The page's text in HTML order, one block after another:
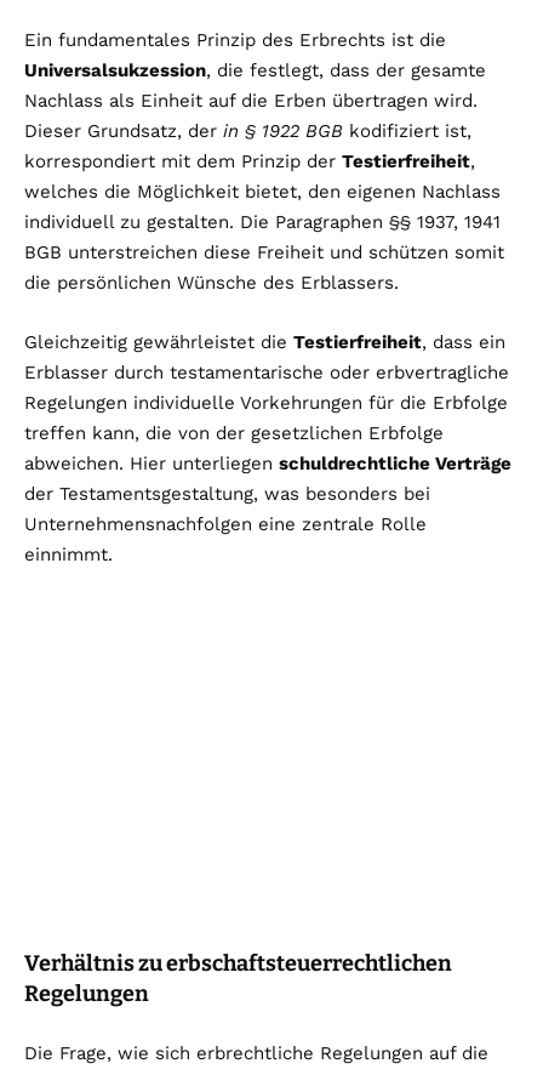
Ein fundamentales Prinzip des Erbrechts ist die
Universalsukzession, die festlegt, dass der gesamte
Nachlass als Einheit auf die Erben übertragen wird.
Dieser Grundsatz, der in § 1922 BGB kodifiziert ist,
korrespondiert mit dem Prinzip der Testierfreiheit,
welches die Möglichkeit bietet, den eigenen Nachlass
individuell zu gestalten. Die Paragraphen §§ 1937, 1941
BGB unterstreichen diese Freiheit und schützen somit
die persönlichen Wünsche des Erblassers.
Gleichzeitig gewährleistet die Testierfreiheit, dass ein
Erblasser durch testamentarische oder erbvertragliche
Regelungen individuelle Vorkehrungen für die Erbfolge
treffen kann, die von der gesetzlichen Erbfolge
abweichen. Hier unterliegen schuldrechtliche Verträge
der Testamentsgestaltung, was besonders bei
Unternehmensnachfolgen eine zentrale Rolle
einnimmt.
Verhältnis zu erbschaftsteuerrechtlichen
Regelungen
Die Frage, wie sich erbrechtliche Regelungen auf die